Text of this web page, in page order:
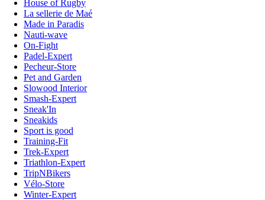
House of Rugby
La sellerie de Maé
Made in Paradis
Nauti-wave
On-Fight
Padel-Expert
Pecheur-Store
Pet and Garden
Slowood Interior
Smash-Expert
Sneak'In
Sneakids
Sport is good
Training-Fit
Trek-Expert
Triathlon-Expert
TripNBikers
Vélo-Store
Winter-Expert